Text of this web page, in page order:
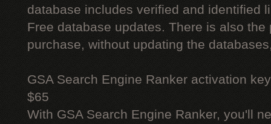
database includes verified and identified
Free database updates. There is also
purchase, without updating the
GSA Search Engine Ranker activation key
$65
With GSA Search Engine Ranker, you'll